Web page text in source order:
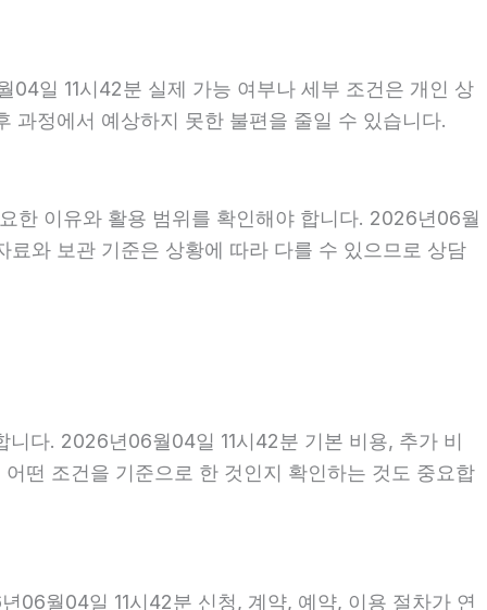
일 11시42분 실제 가능 여부나 세부 조건은 개인 상
과정에서 예상하지 못한 불편을 줄일 수 있습니다.
한 이유와 활용 범위를 확인해야 합니다. 2026년06월
료와 보관 기준은 상황에 따라 다를 수 있으므로 상담
다. 2026년06월04일 11시42분 기본 비용, 추가 비
떤 조건을 기준으로 한 것인지 확인하는 것도 중요합
06월04일 11시42분 신청, 계약, 예약, 이용 절차가 연